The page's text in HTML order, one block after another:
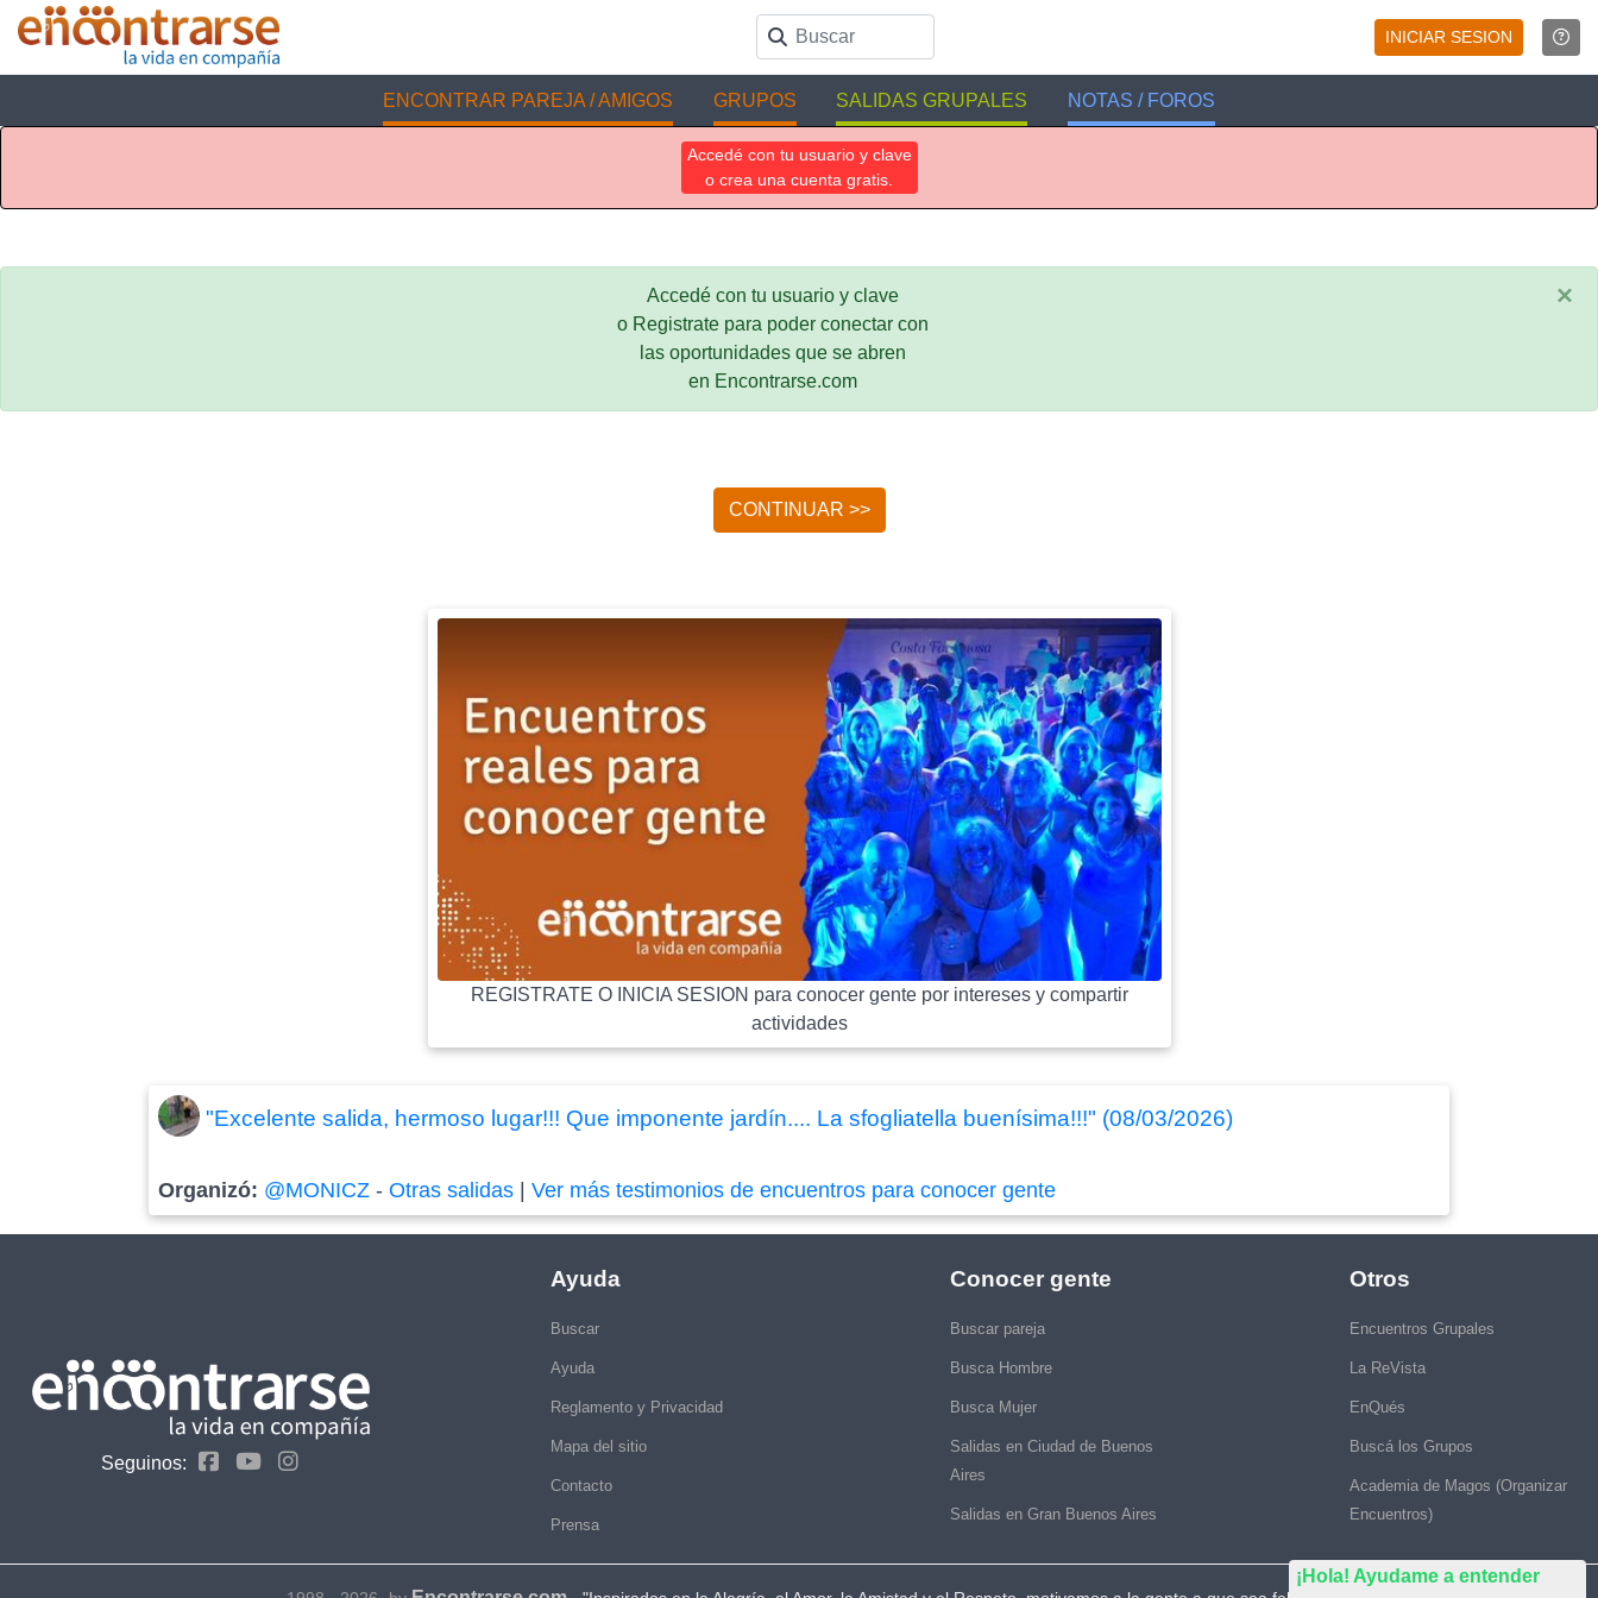
INICIAR SESION
ENCONTRAR PAREJA / AMIGOS GRUPOS SALIDAS GRUPALES NOTAS / FOROS
¡Hola! Ayudame a entender
Accedé con tu usuario y clave
o crea una cuenta gratis.
Accedé con tu usuario y clave
o Registrate para poder conectar con
las oportunidades que se abren
en Encontrarse.com
×
CONTINUAR >>
REGISTRATE O INICIA SESION para conocer gente por intereses y compartir
actividades
"Excelente salida, hermoso lugar!!! Que imponente jardín.... La sfogliatella buenísima!!!" (08/03/2026)
Organizó: @MONICZ -Otras salidas |Ver más testimonios de encuentros para conocer gente
Seguinos:
Ayuda
Buscar
Ayuda
Reglamento y Privacidad
Mapa del sitio
Contacto
Prensa
Conocer gente
Buscar pareja
Busca Hombre
Busca Mujer
Salidas en Ciudad de Buenos
Aires
Salidas en Gran Buenos Aires
Otros
Encuentros Grupales
La ReVista
EnQués
Buscá los Grupos
Academia de Magos (Organizar
Encuentros)